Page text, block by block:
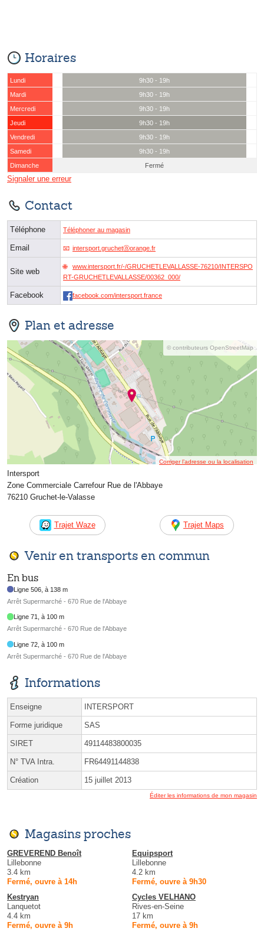
Horaires
Lundi
9h30 - 19h
Mardi
9h30 - 19h
Mercredi
9h30 - 19h
Jeudi
9h30 - 19h
Vendredi
9h30 - 19h
Samedi
9h30 - 19h
Dimanche
Fermé
Signaler une erreur
Contact
Téléphone Téléphoner au magasin
Email intersport.gruchetⓐorange.fr
Site web
www.intersport.fr/-/GRUCHETLEVALLASSE-76210/INTERSPO
RT-GRUCHETLEVALLASSE/00362_000/
Facebook facebook.com/intersport.france
Plan et adresse
© contributeurs OpenStreetMap
Corriger l’adresse ou la localisation
Intersport
Zone Commerciale Carrefour Rue de l'Abbaye
76210 Gruchet-le-Valasse
Trajet Waze Trajet Maps
Venir en transports en commun
En bus
Ligne 506, à 138 m
Arrêt Supermarché - 670 Rue de l'Abbaye
Ligne 71, à 100 m
Arrêt Supermarché - 670 Rue de l'Abbaye
Ligne 72, à 100 m
Arrêt Supermarché - 670 Rue de l'Abbaye
Informations
Enseigne INTERSPORT
Forme juridique SAS
SIRET 49114483800035
N° TVA Intra. FR64491144838
Création 15 juillet 2013
Éditer les informations de mon magasin
Magasins proches
GREVEREND Benoît
Lillebonne
3.4 km
Fermé, ouvre à 14h
Equipsport
Lillebonne
4.2 km
Fermé, ouvre à 9h30
Kestryan
Lanquetot
4.4 km
Fermé, ouvre à 9h
Cycles VELHANO
Rives-en-Seine
17 km
Fermé, ouvre à 9h